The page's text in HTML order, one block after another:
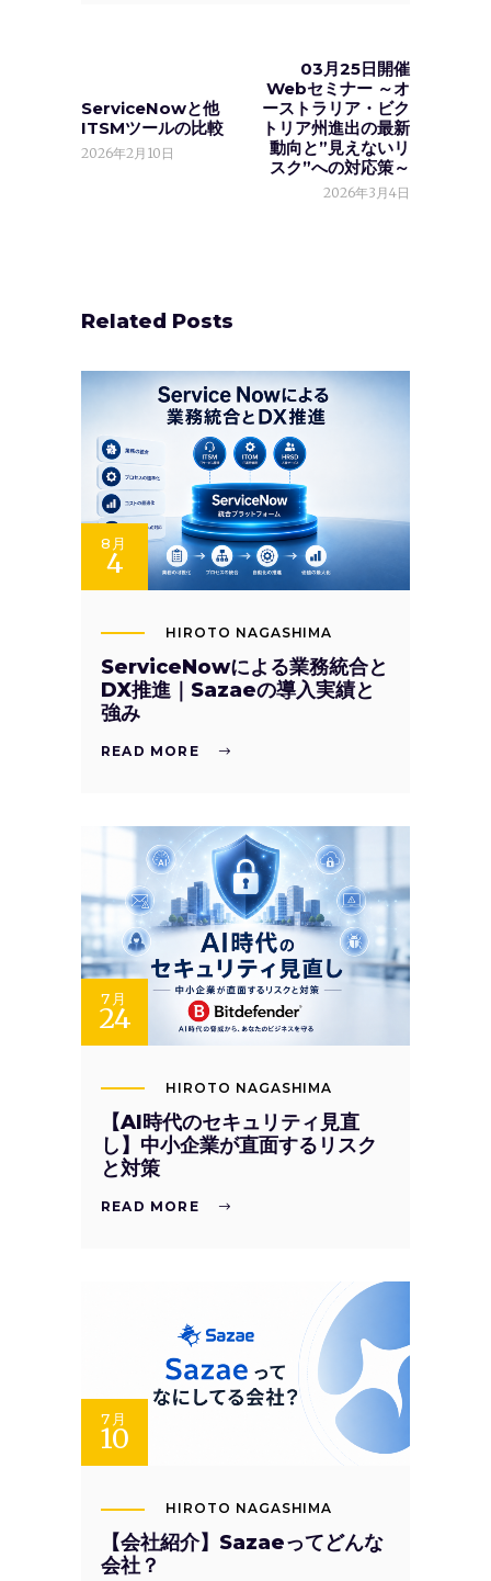
ServiceNowと他
ITSMツールの比較
2026年2月10日
03月25日開催
Webセミナー ～オ
ーストラリア・ビク
トリア州進出の最新
動向と”見えないリ
スク”への対応策～
2026年3月4日
Related Posts
8月
4
HIROTO NAGASHIMA
ServiceNowによる業務統合と
DX推進｜Sazaeの導入実績と
強み
READ MORE
7月
24
HIROTO NAGASHIMA
【AI時代のセキュリティ見直
し】中小企業が直面するリスク
と対策
READ MORE
7月
10
HIROTO NAGASHIMA
【会社紹介】Sazaeってどんな
会社？